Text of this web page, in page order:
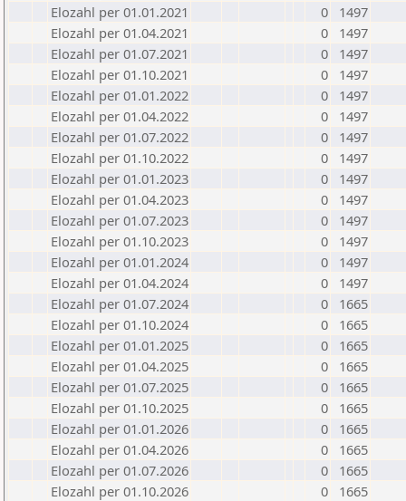
Elozahl per 01.01.2021
0
1497
Elozahl per 01.04.2021
0
1497
Elozahl per 01.07.2021
0
1497
Elozahl per 01.10.2021
0
1497
Elozahl per 01.01.2022
0
1497
Elozahl per 01.04.2022
0
1497
Elozahl per 01.07.2022
0
1497
Elozahl per 01.10.2022
0
1497
Elozahl per 01.01.2023
0
1497
Elozahl per 01.04.2023
0
1497
Elozahl per 01.07.2023
0
1497
Elozahl per 01.10.2023
0
1497
Elozahl per 01.01.2024
0
1497
Elozahl per 01.04.2024
0
1497
Elozahl per 01.07.2024
0
1665
Elozahl per 01.10.2024
0
1665
Elozahl per 01.01.2025
0
1665
Elozahl per 01.04.2025
0
1665
Elozahl per 01.07.2025
0
1665
Elozahl per 01.10.2025
0
1665
Elozahl per 01.01.2026
0
1665
Elozahl per 01.04.2026
0
1665
Elozahl per 01.07.2026
0
1665
Elozahl per 01.10.2026
0 1665